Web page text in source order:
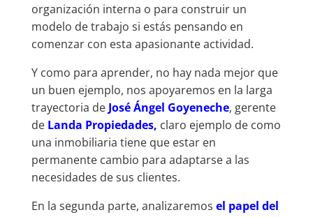
organización interna o para construir un
modelo de trabajo si estás pensando en
comenzar con esta apasionante actividad.
Y como para aprender, no hay nada mejor que
un buen ejemplo, nos apoyaremos en la larga
trayectoria de José Ángel Goyeneche, gerente
de Landa Propiedades, claro ejemplo de como
una inmobiliaria tiene que estar en
permanente cambio para adaptarse a las
necesidades de sus clientes.
En la segunda parte, analizaremos el papel del